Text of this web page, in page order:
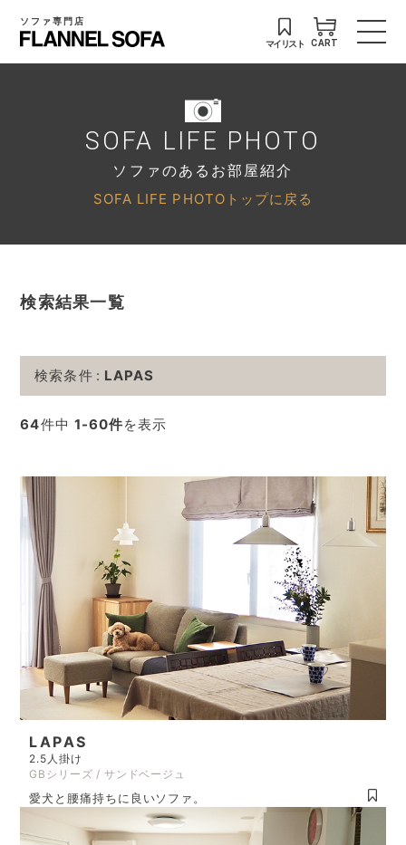
ソファ専門店
マイリスト CART
SOFA LIFE PHOTO
ソファのあるお部屋紹介
SOFA LIFE PHOTOトップに戻る
検索結果一覧
検索条件 LAPAS
64件中 1-60件を表示
LAPAS
2.5人掛け
GBシリーズ / サンドベージュ
愛犬と腰痛持ちに良いソファ。